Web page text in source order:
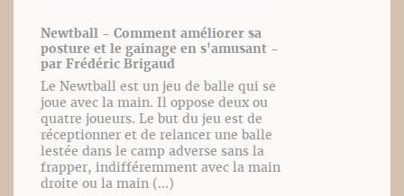
Newtball - Comment améliorer sa
posture et le gainage en s'amusant -
par Frédéric Brigaud
Le Newtball est un jeu de balle qui se
joue avec la main. Il oppose deux ou
quatre joueurs. Le but du jeu est de
réceptionner et de relancer une balle
lestée dans le camp adverse sans la
frapper, indifféremment avec la main
droite ou la main (...)